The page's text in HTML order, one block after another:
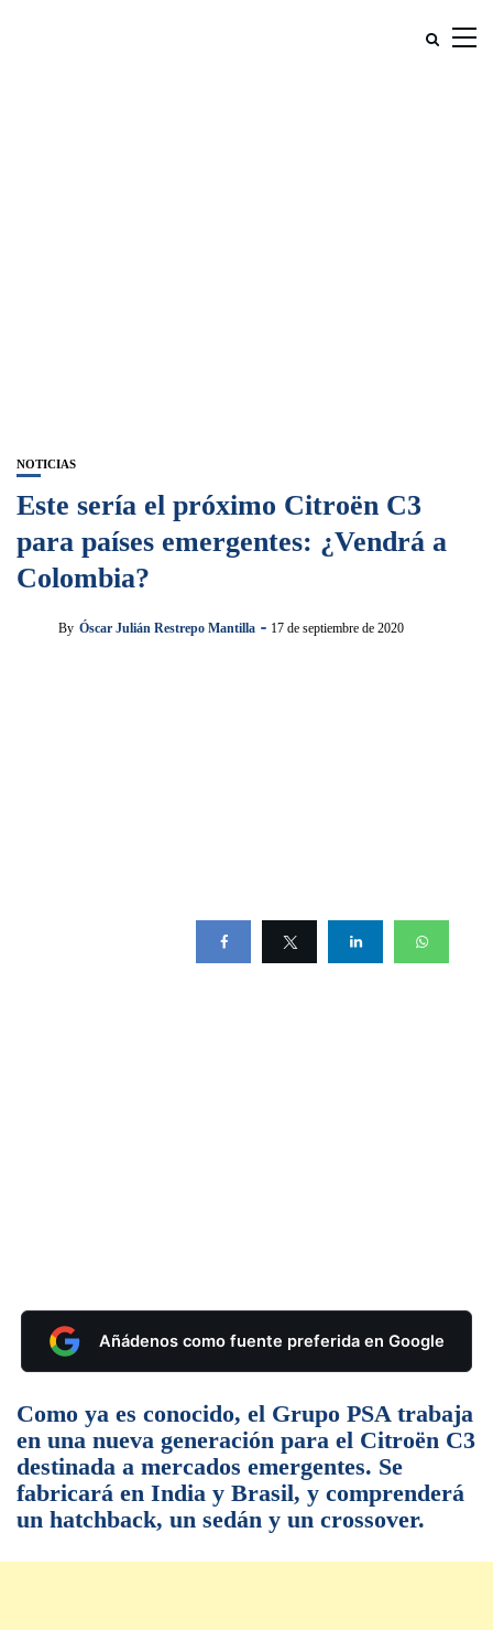
NOTICIAS
Este sería el próximo Citroën C3
para países emergentes: ¿Vendrá a
Colombia?
By Óscar Julián Restrepo Mantilla 17 de septiembre de 2020
Añádenos como fuente preferida en Google
Como ya es conocido, el Grupo PSA trabaja
en una nueva generación para el Citroën C3
destinada a mercados emergentes. Se
fabricará en India y Brasil, y comprenderá
un hatchback, un sedán y un crossover.